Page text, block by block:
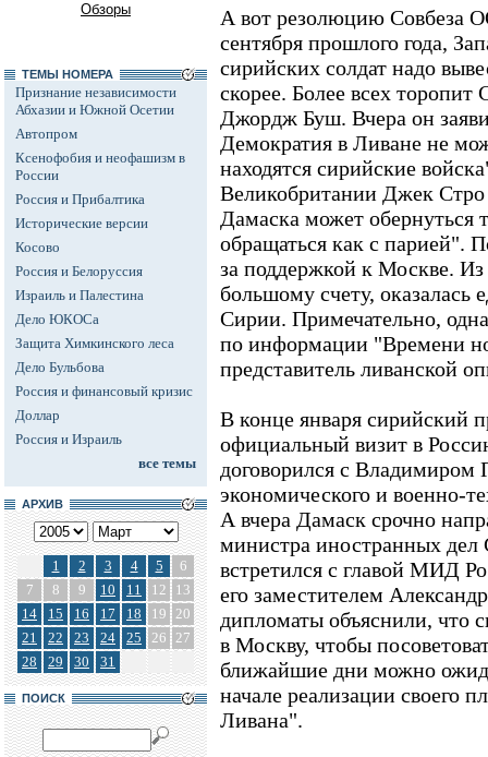
Обзоры
ТЕМЫ НОМЕРА
Признание независимости
Абхазии и Южной Осетии
Автопром
Ксенофобия и неофашизм в
России
Россия и Прибалтика
Исторические версии
Косово
Россия и Белоруссия
Израиль и Палестина
Дело ЮКОСа
Защита Химкинского леса
Дело Бульбова
Россия и финансовый кризис
Доллар
Россия и Израиль
все темы
АРХИВ
1 2 3 4 5
6
7
8 9 10 11 12
13
14
15 16 17 18 19 20
21
22 23 24 25 26 27
28
29 30 31
ПОИСК
А вот резолюцию Совбеза
сентября прошлого года,
сирийских солдат надо
скорее. Более всех
Джордж Буш. Вчера он
Демократия в Ливане не
находятся сирийские
Великобритании Джек Стро
Дамаска может обернуться
обращаться как с парией".
за поддержкой к Москве. Из
большому счету,
Сирии. Примечательно,
по информации "Времени
представитель ливанской
В конце января сирийский
официальный визит в
договорился с
экономического и военно-
А вчера Дамаск срочно
министра иностранных
встретился с главой МИД
его заместителем
дипломаты объяснили, что
в Москву, чтобы
ближайшие дни можно
начале реализации своего
Ливана".